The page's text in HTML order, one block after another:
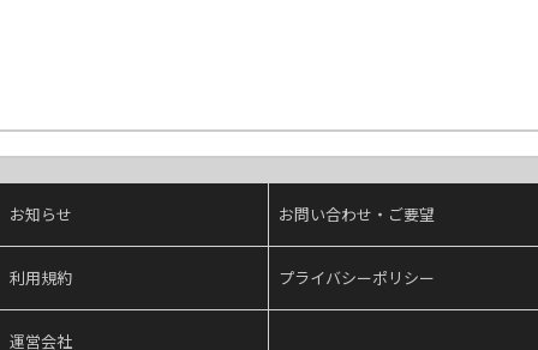
お知らせ お問い合わせ・ご要望
利用規約 プライバシーポリシー
運営会社